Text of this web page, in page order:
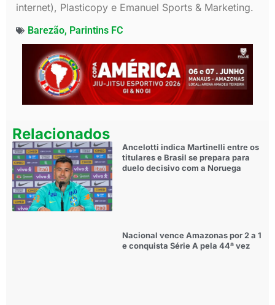
internet), Plasticopy e Emanuel Sports & Marketing.
Barezão, Parintins FC
Relacionados
Ancelotti indica Martinelli entre os
titulares e Brasil se prepara para
duelo decisivo com a Noruega
Nacional vence Amazonas por 2 a 1
e conquista Série A pela 44ª vez